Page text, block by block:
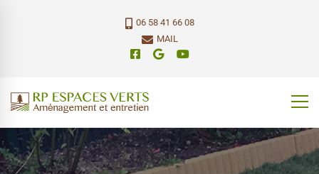
06 58 41 66 08
MAIL